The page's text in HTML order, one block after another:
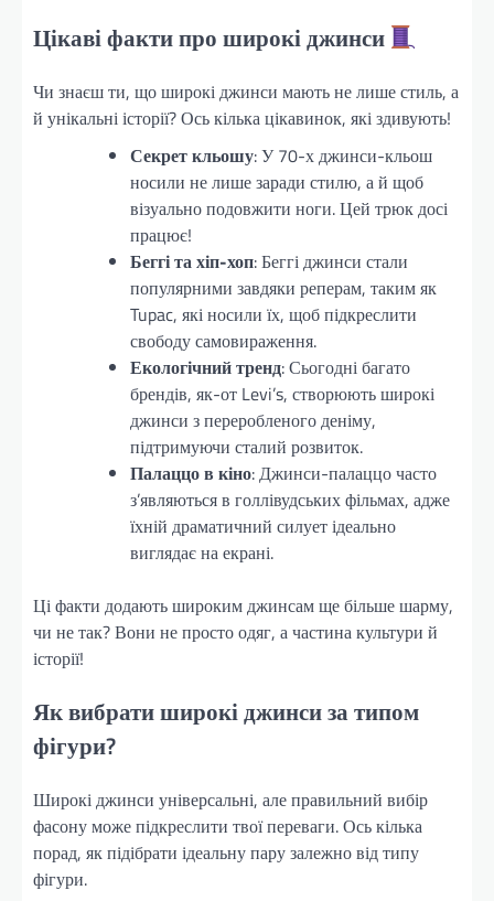
Цікаві факти про широкі джинси
Чи знаєш ти, що широкі джинси мають не лише стиль, а
й унікальні історії? Ось кілька цікавинок, які здивують!
Секрет кльошу: У 70-х джинси-кльош
носили не лише заради стилю, а й щоб
візуально подовжити ноги. Цей трюк досі
працює!
Беггі та хіп-хоп: Беггі джинси стали
популярними завдяки реперам, таким як
Tupac, які носили їх, щоб підкреслити
свободу самовираження.
Екологічний тренд: Сьогодні багато
брендів, як-от Levi’s, створюють широкі
джинси з переробленого деніму,
підтримуючи сталий розвиток.
Палаццо в кіно: Джинси-палаццо часто
з’являються в голлівудських фільмах, адже
їхній драматичний силует ідеально
виглядає на екрані.
Ці факти додають широким джинсам ще більше шарму,
чи не так? Вони не просто одяг, а частина культури й
історії!
Як вибрати широкі джинси за типом
фігури?
Широкі джинси універсальні, але правильний вибір
фасону може підкреслити твої переваги. Ось кілька
порад, як підібрати ідеальну пару залежно від типу
фігури.